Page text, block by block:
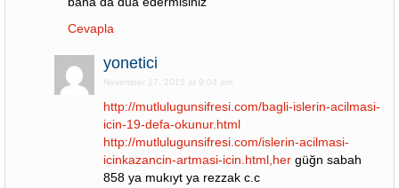
Cevapla
yonetici
November 17, 2015 at 9:04 am
http://mutlulugunsifresi.com/bagli-islerin-acilmasi-
icin-19-defa-okunur.html
http://mutlulugunsifresi.com/islerin-acilmasi-
icinkazancin-artmasi-icin.html,her güğn sabah
858 ya mukıyt ya rezzak c.c